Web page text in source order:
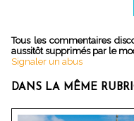
Tous les commentaires
aussitôt supprimés par le
Signaler un abus
DANS LA MÊME